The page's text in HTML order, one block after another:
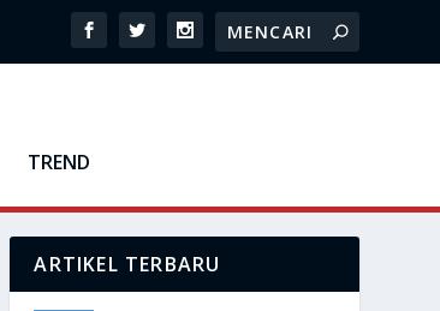
TREND
ARTIKEL TERBARU